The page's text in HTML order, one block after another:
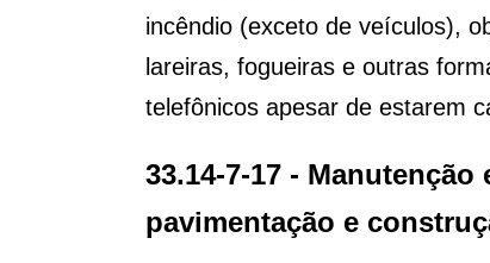
incêndio (exceto de veículos),
lareiras, fogueiras e outras
telefônicos apesar de estarem
33.14-7-17 -
pavimentação e